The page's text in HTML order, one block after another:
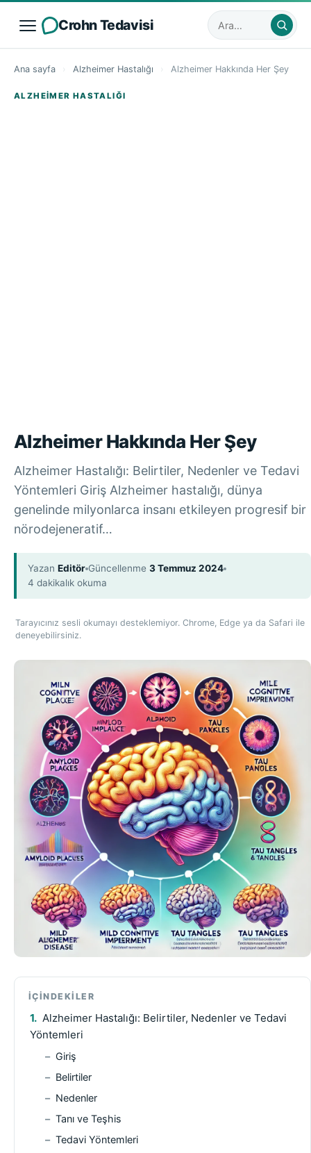
Crohn Tedavisi Sitede ara
Ana sayfa › Alzheimer Hastalığı › Alzheimer Hakkında Her Şey
ALZHEIMER HASTALIĞI
Alzheimer Hakkında Her Şey
Alzheimer Hastalığı: Belirtiler, Nedenler ve Tedavi
Yöntemleri Giriş Alzheimer hastalığı, dünya
genelinde milyonlarca insanı etkileyen progresif bir
nörodejeneratif…
Yazan Editör Güncellenme 3 Temmuz 2024
4 dakikalık okuma
Tarayıcınız sesli okumayı desteklemiyor. Chrome, Edge ya da Safari ile
deneyebilirsiniz.
İÇINDEKILER
Alzheimer Hastalığı: Belirtiler, Nedenler ve Tedavi
Yöntemleri
Giriş
Belirtiler
Nedenler
Tanı ve Teşhis
Tedavi Yöntemleri